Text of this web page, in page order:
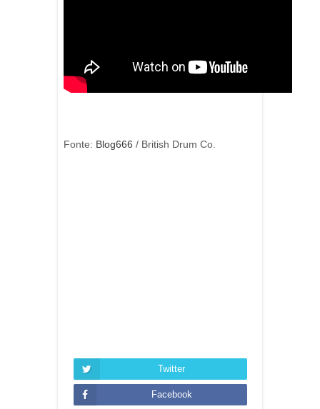
Fonte: Blog666 / British Drum Co.
Twitter
Facebook